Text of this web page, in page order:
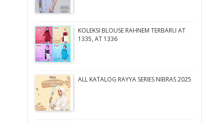
KOLEKSI BLOUSE RAHNEM TERBARU AT
1335, AT 1336
ALL KATALOG RAYYA SERIES NIBRAS 2025